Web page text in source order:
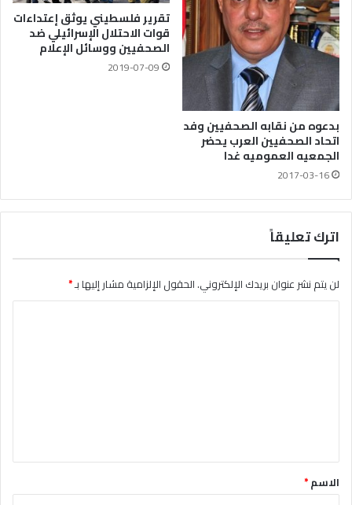
بدعوه من نقابه الصحفيين وفد
اتحاد الصحفيين العرب يحضر
الجمعيه العموميه غدا
2017-03-16
تقرير فلسطيني يوثق إعتداءات
قوات الاحتلال الإسرائيلي ضد
الصحفيين ووسائل الإعلام
2019-07-09
اترك تعليقاً
لن يتم نشر عنوان بريدك الإلكتروني.الحقول الإلزامية مشار إليها بـ*
*الاسم*